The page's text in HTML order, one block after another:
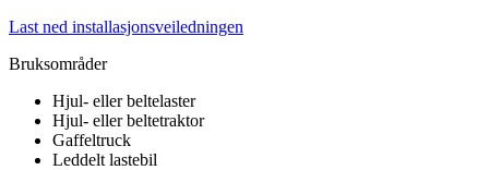
Last ned installasjonsveiledningen
Bruksområder
Hjul- eller beltelaster
Hjul- eller beltetraktor
Gaffeltruck
Leddelt lastebil